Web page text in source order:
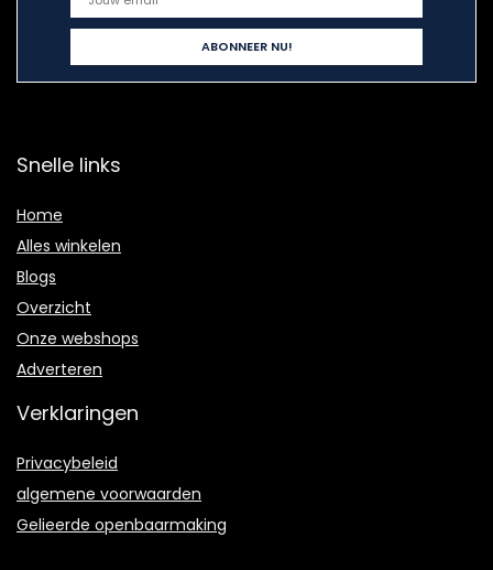
Snelle links
Home
Alles winkelen
Blogs
Overzicht
Onze webshops
Adverteren
Verklaringen
Privacybeleid
algemene voorwaarden
Gelieerde openbaarmaking